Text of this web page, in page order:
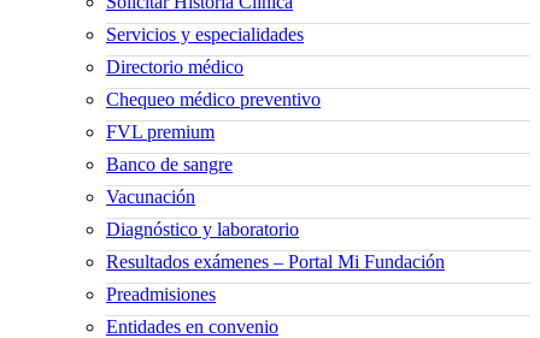
Servicios y especialidades
Directorio médico
Chequeo médico preventivo
FVL premium
Banco de sangre
Vacunación
Diagnóstico y laboratorio
Resultados exámenes – Portal Mi Fundación
Preadmisiones
Entidades en convenio